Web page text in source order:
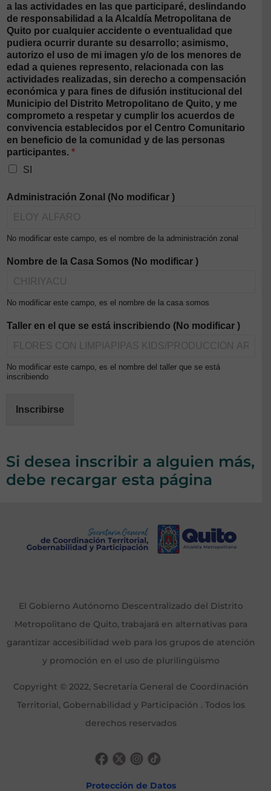
a las actividades en las que participaré, deslindando
de responsabilidad a la Alcaldía Metropolitana de
Quito por cualquier accidente o eventualidad que
pudiera ocurrir durante su desarrollo; asimismo,
autorizo el uso de mi imagen y/o de los menores de
edad a quienes represento, relacionada con las
actividades realizadas, sin derecho a compensación
económica y para fines de difusión institucional del
Municipio del Distrito Metropolitano de Quito, y me
comprometo a respetar y cumplir los acuerdos de
convivencia establecidos por el Centro Comunitario
en beneficio de la comunidad y de las personas
participantes. *
SI
Administración Zonal (No modificar )
No modificar este campo, es el nombre de la administración zonal
Nombre de la Casa Somos (No modificar )
No modificar este campo, es el nombre de la casa somos
Taller en el que se está inscribiendo (No modificar )
No modificar este campo, es el nombre del taller que se está
inscribiendo
Inscribirse
Si desea inscribir a alguien más,
debe recargar esta página
El Gobierno Autónomo Descentralizado del Distrito
Metropolitano de Quito, trabajará en alternativas para
garantizar accesibilidad web para los grupos de atención
y promoción en el uso de plurilingüismo
Copyright © 2022, Secretaría General de Coordinación
Territorial, Gobernabilidad y Participación . Todos los
derechos reservados
Protección de Datos